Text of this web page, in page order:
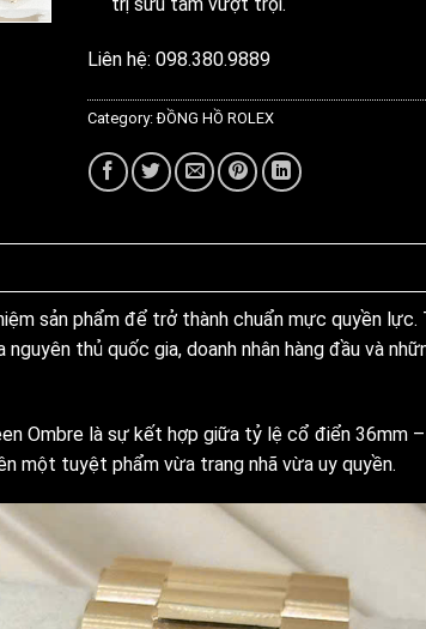
Liên hệ: 098.380.9889
Category:ĐỒNG HỒ ROLEX
sản phẩm để trở thành chuẩn mực quyền lực.
thủ quốc gia, doanh nhân hàng đầu và
Ombre là sự kết hợp giữa tỷ lệ cổ điển 36mm
một tuyệt phẩm vừa trang nhã vừa uy quyền.